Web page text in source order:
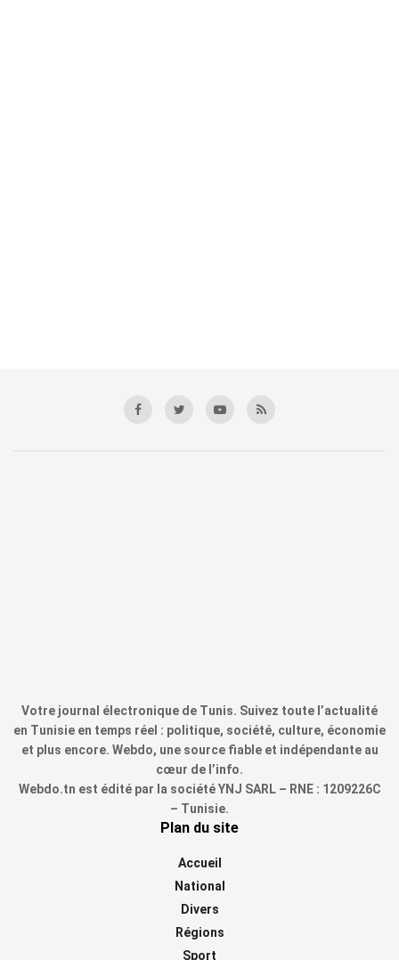
Votre journal électronique de Tunis. Suivez toute l’actualité
en Tunisie en temps réel : politique, société, culture, économie
et plus encore. Webdo, une source fiable et indépendante au
cœur de l’info.
Webdo.tn est édité par la société YNJ SARL – RNE : 1209226C
– Tunisie.
Plan du site
Accueil
National
Divers
Régions
Sport